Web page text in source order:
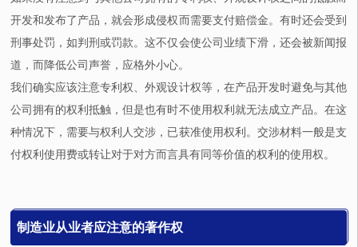
开发和发布了产品，就会形成侵权而需要支付赔偿金。有时还会受到
刑事处罚，如判刑或罚款。这不仅会使公司业绩下滑，还会被新闻报
道，而降低公司声誉，应格外小心。
我们确实应该注意专利权、外观设计权等，在产品开发时避免与其他
公司拥有的权利抵触，但是也有时不使用权利就无法成立产品。在这
种情况下，需要与权利人交涉，已获准使用权利。交涉材料一般是支
付权利使用费或转让对于对方而言具有同等价值的权利的使用权。
制造业从业者应注意的著作权